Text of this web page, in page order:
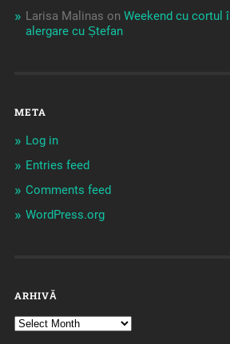
Larisa Malinas on Weekend cu cortul
alergare cu Ștefan
META
Log in
Entries feed
Comments feed
WordPress.org
ARHIVĂ